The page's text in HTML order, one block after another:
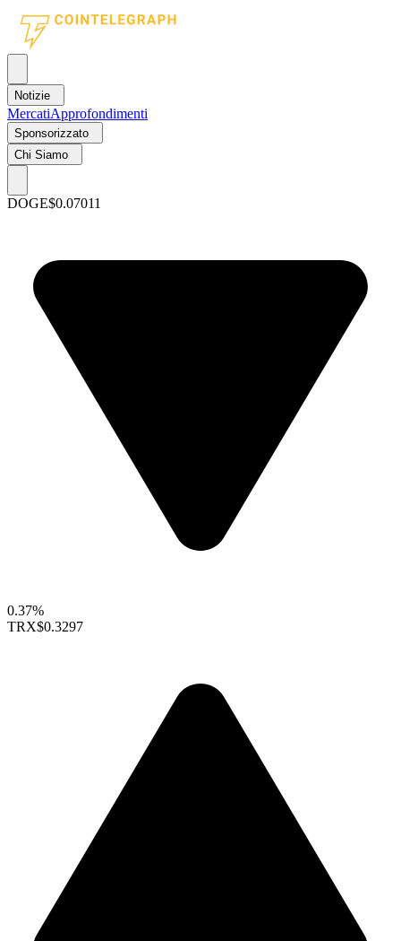
Notizie
MercatiApprofondimenti
Sponsorizzato
Chi Siamo
DOGE$0.07011
0.37%
TRX$0.3297